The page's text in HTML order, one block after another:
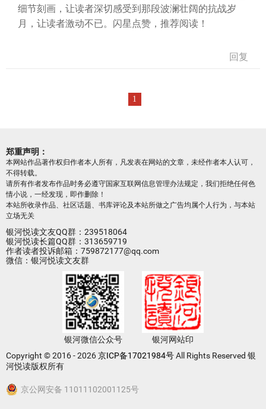
细节刻画，让读者深切感受到那段波澜壮阔的抗战岁
月，让读者激动不已。闪星点赞，推荐阅读！
回复
1
郑重声明：
本网站作品著作权归作者本人所有，凡发表在网站的文章，未经作者本人认可，
不得转载。
请所有作者发布作品时务必遵守国家互联网信息管理办法规定，我们拒绝任何色
情小说，一经发现，即作删除！
本站所收录作品、社区话题、书库评论及本站所做之广告均属个人行为，与本站
立场无关
银河悦读文友QQ群：239518064
银河悦读长篇QQ群：313659719
作者读者投诉邮箱：759872177@qq.com
微信：银河悦读文友群
银河微信公众号
银河网站印
Copyright © 2016 - 2026京ICP备17021984号All Rights Reserved 银
河悦读版权所有
京公网安备 11011102001125号